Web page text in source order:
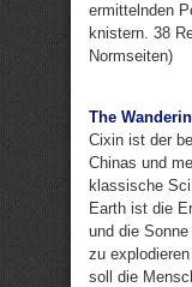
ermittelnden
knistern. 38
Normseiten)
The
Cixin ist der
Chinas und
klassische
Earth ist die
und die
zu
soll die